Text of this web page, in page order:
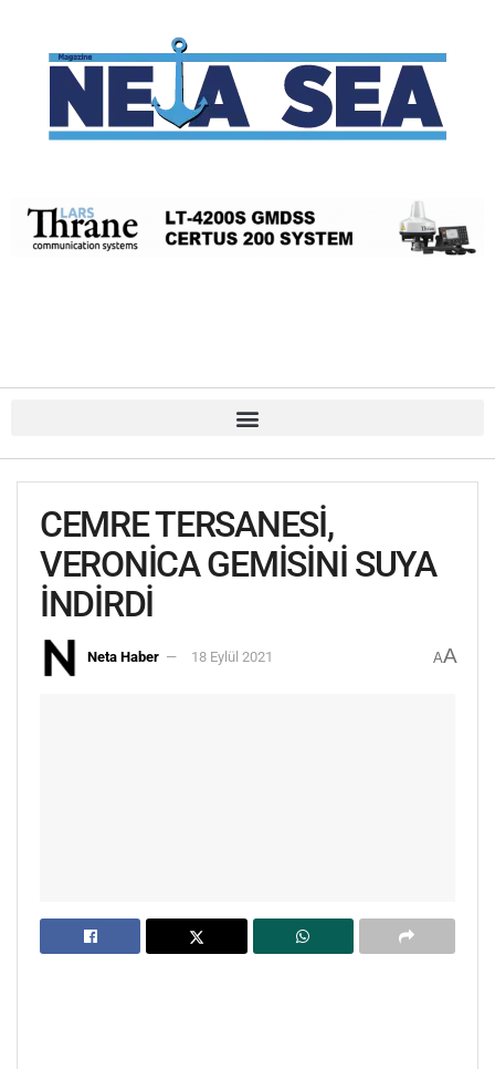
CEMRE TERSANESİ,
VERONİCA GEMİSİNİ SUYA
İNDİRDİ
Neta Haber 18 Eylül 2021 AA